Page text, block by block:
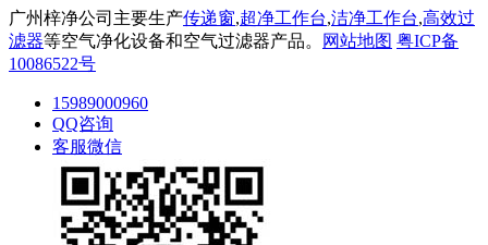
广州梓净公司主要生产传递窗,超净工作台,洁净工作台,高效过
滤器等空气净化设备和空气过滤器产品。 网站地图 粤ICP备
10086522号
15989000960
QQ咨询
客服微信